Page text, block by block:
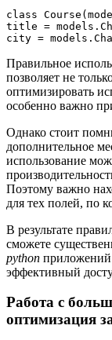
class
title =
Правильное
позволяет не
оптимизировать
особенно важно
Однако стоит
дополнительное
использование
Поэтому важно
для тех полей, по
В результате
сможете
python приложений
эффективный
Работа с
оптимизация